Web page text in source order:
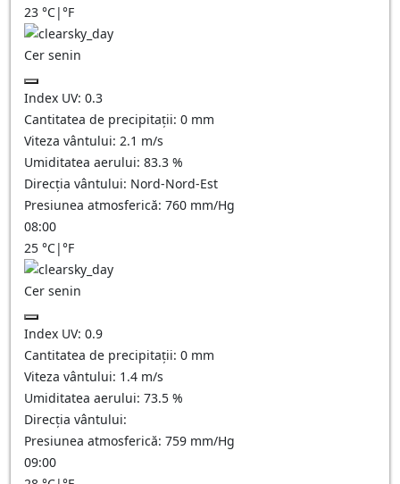
23 °C|°F
Cer senin
Index UV: 0.3
Cantitatea de precipitații: 0 mm
Viteza vântului: 2.1 m/s
Umiditatea aerului: 83.3 %
Direcția vântului: Nord-Nord-Est
Presiunea atmosferică: 760 mm/Hg
08:00
25 °C|°F
Cer senin
Index UV: 0.9
Cantitatea de precipitații: 0 mm
Viteza vântului: 1.4 m/s
Umiditatea aerului: 73.5 %
Direcția vântului:
Presiunea atmosferică: 759 mm/Hg
09:00